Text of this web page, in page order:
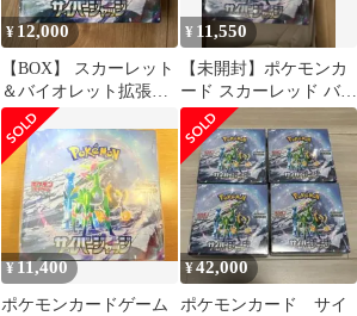
¥ 12,000
【BOX】 スカーレット
＆バイオレット拡張パ
ック サイバージャッ
ジ シュリンク付
¥ 11,550
【未開封】ポケモンカ
ード スカーレッド バイ
オレットBOX
¥11,400
ポケモンカードゲーム
¥42,000
ポケモンカード サイ